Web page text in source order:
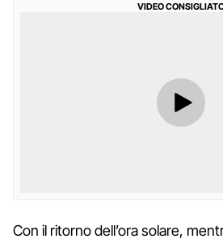
VIDEO
Con il ritorno dell’ora solare,